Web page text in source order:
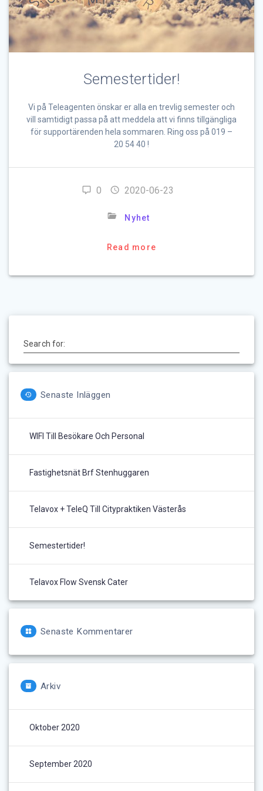
Semestertider!
Vi på Teleagenten önskar er alla en trevlig semester och
vill samtidigt passa på att meddela att vi finns tillgängliga
för supportärenden hela sommaren. Ring oss på 019 –
20 54 40 !
0 2020-06-23
Nyhet
Read more
Search for:
Senaste Inläggen
WIFI Till Besökare Och Personal
Fastighetsnät Brf Stenhuggaren
Telavox + TeleQ Till Citypraktiken Västerås
Semestertider!
Telavox Flow Svensk Cater
Senaste Kommentarer
Arkiv
Oktober 2020
September 2020